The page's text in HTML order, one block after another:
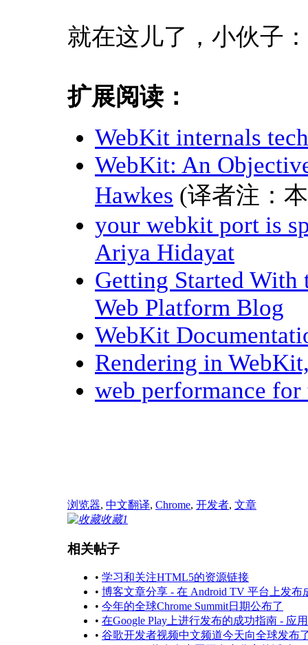
就在这儿了，小伙子：
扩展阅读：
WebKit internals
WebKit: An
Hawkes (译者注：
your webkit port is
Ariya Hidayat
Getting Started With
Web Platform Blog
WebKit
Rendering in
web performance
浏览器, 中文翻译, Chrome, 开发者, 文章
收藏1
相关帖子
• 学习和关注HTML5的资源链接
• 博客文章分享 - 在 Android TV 平台上发布
• 今年的全球Chrome Summit日期公布了
• 在Google Play上进行发布的成功指南 - 应
• 谷歌开发者视频中文频道今天向全球发布